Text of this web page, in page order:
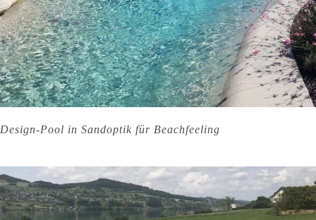
Design-Pool in Sandoptik für Beachfeeling